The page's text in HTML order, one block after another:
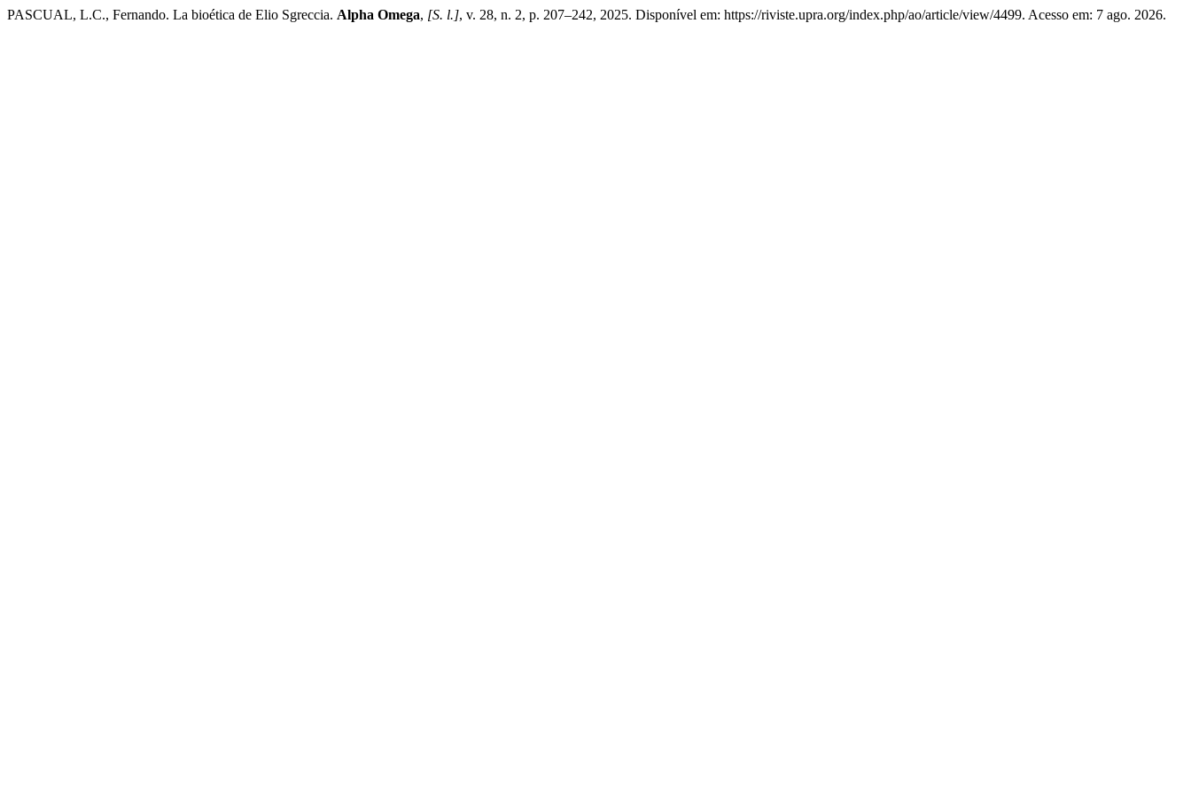
PASCUAL, L.C., Fernando. La bioética de Elio Sgreccia. Alpha Omega, [S. l.], v. 28, n. 2, p. 207–242, 2025. Disponível em: https://riviste.upra.org/index.php/ao/article/view/4499. Acesso em: 7 ago. 2026.